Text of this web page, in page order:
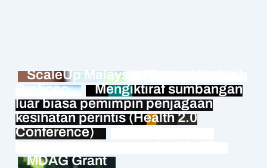
ScaleUp Malaysia (Tempat Kedua),
Proficeo
Mengiktiraf sumbangan
luar biasa pemimpin penjagaan
kesihatan perintis (Health 2.0
Conference)
MDAG Grant